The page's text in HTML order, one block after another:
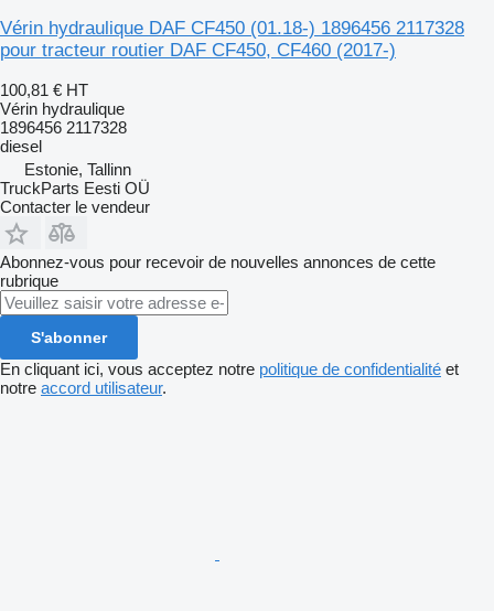
Vérin hydraulique DAF CF450 (01.18-) 1896456 2117328
pour tracteur routier DAF CF450, CF460 (2017-)
100,81 € HT
Vérin hydraulique
1896456 2117328
diesel
Estonie, Tallinn
TruckParts Eesti OÜ
Contacter le vendeur
Abonnez-vous pour recevoir de nouvelles annonces de cette
rubrique
S'abonner
En cliquant ici, vous acceptez notre politique de confidentialité et
notre accord utilisateur.